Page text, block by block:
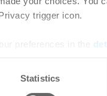
trigger icon.
features and to
Statistics